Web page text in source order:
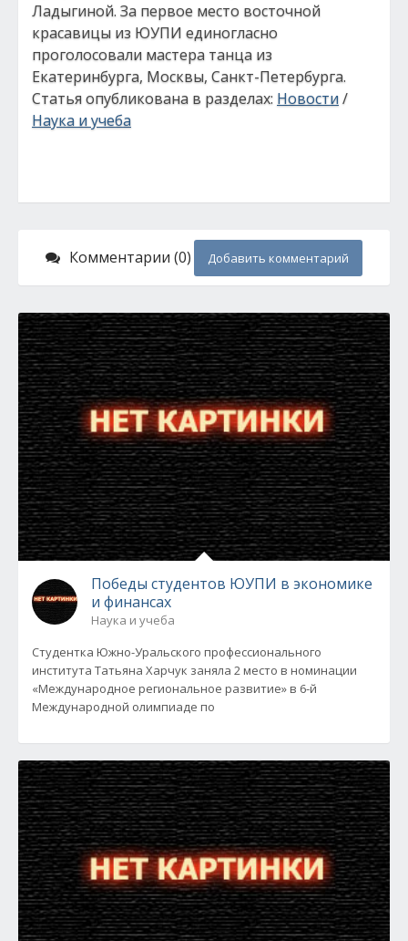
Ладыгиной. За первое место восточной
красавицы из ЮУПИ единогласно
проголосовали мастера танца из
Екатеринбурга, Москвы, Санкт-Петербурга.
Статья опубликована в разделах: Новости/
Наука и учеба
Комментарии (0) Добавить комментарий
Победы студентов ЮУПИ в экономике
и финансах
Наука и учеба
Студентка Южно-Уральского профессионального
института Татьяна Харчук заняла 2 место в номинации
«Международное региональное развитие» в 6-й
Международной олимпиаде по